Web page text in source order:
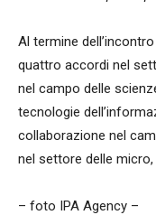
Al termine
quattro accordi nel
nel campo delle
tecnologie
collaborazione nel
nel settore delle
– foto IPA Agency –